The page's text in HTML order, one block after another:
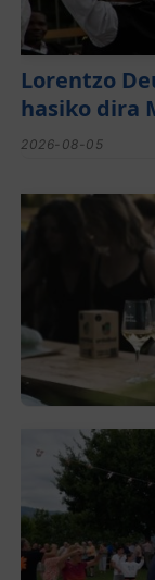
Lorentzo
hasiko dira
2026-08-05
El festival
Artean’
septiembre
2026-08-03
Gerediaga
y la